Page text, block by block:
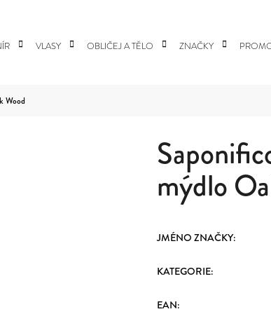
VLASY OBLIČEJ A TĚLO ZNAČKY
Wood
mýdlo
JMÉNO ZNAČKY:
KATEGORIE:
EAN: